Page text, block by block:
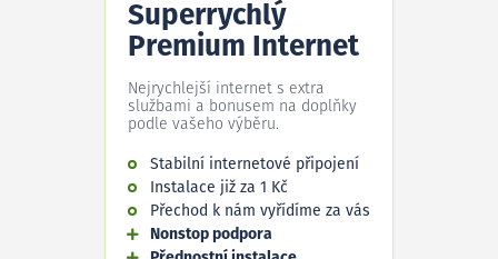
Superrychlý
Premium Internet
Nejrychlejší internet s extra
službami a bonusem na doplňky
podle vašeho výběru.
Stabilní internetové připojení
Instalace již za 1 Kč
Přechod k nám vyřídíme za vás
Nonstop podpora